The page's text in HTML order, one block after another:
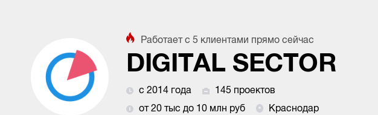
РЕКЛАМА НА ИНТЕРНЕТ-ПЛОЩАДКАХ РАБОТА С МАРКЕТПЛЕЙСАМИ ФОТО
VR/AR
Работает с5 клиентами прямо сейчас
DIGITAL SECTOR
с 2014 года
145 проектов
от 20 тыс до 10 млн руб
Краснодар